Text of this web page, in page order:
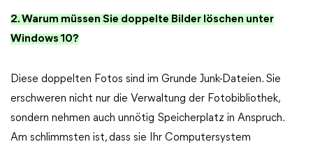
2. Warum müssen Sie doppelte Bilder löschen unter
Windows 10?
Diese doppelten Fotos sind im Grunde Junk-Dateien. Sie
erschweren nicht nur die Verwaltung der Fotobibliothek,
sondern nehmen auch unnötig Speicherplatz in Anspruch.
Am schlimmsten ist, dass sie Ihr Computersystem